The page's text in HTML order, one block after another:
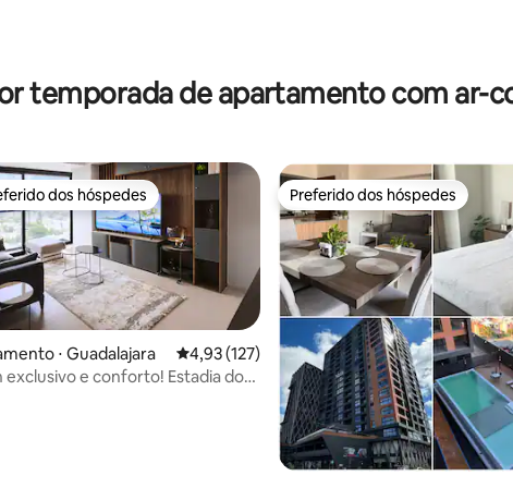
média de 5, 4 avaliações
temporada de apartamento com ar-
média de 5, 105 avaliações
os melhores preferidos dos hóspedes
dos hóspedes
⋅ Guadalajara 4,93 de uma avaliação média de 5, 127
4,93 (127)
exclusivo e conforto! Estadia dos
Preferido dos hóspedes
Preferido dos hóspedes